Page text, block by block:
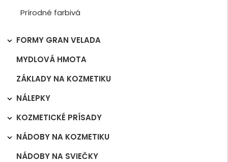
Prírodné farbivá
FORMY GRAN VELADA

MYDLOVÁ HMOTA
ZÁKLADY NA KOZMETIKU
NÁLEPKY

KOZMETICKÉ PRÍSADY

NÁDOBY NA KOZMETIKU

NÁDOBY NA SVIEČKY